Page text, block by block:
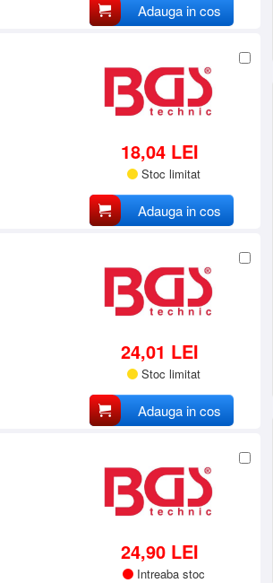
Adauga in cos
18,04 LEI
Stoc limitat
Adauga in cos
24,01 LEI
Stoc limitat
Adauga in cos
24,90 LEI
Intreaba stoc